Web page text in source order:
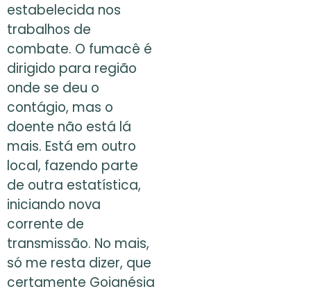
estabelecida nos
trabalhos de
combate. O fumacê é
dirigido para região
onde se deu o
contágio, mas o
doente não está lá
mais. Está em outro
local, fazendo parte
de outra estatística,
iniciando nova
corrente de
transmissão. No mais,
só me resta dizer, que
certamente Goianésia